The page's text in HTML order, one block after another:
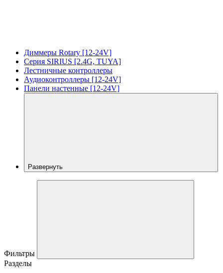
Диммеры Rotary [12-24V]
Серия SIRIUS [2.4G, TUYA]
Лестничные контроллеры
Аудиоконтроллеры [12-24V]
Панели настенные [12-24V]
Развернуть
Фильтры
Разделы